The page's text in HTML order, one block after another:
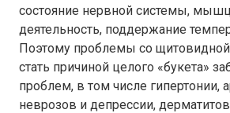
состояние нервной системы,
деятельность, поддержание
Поэтому проблемы со
стать причиной целого «букета»
проблем, в том числе гипертонии,
неврозов и депрессии,